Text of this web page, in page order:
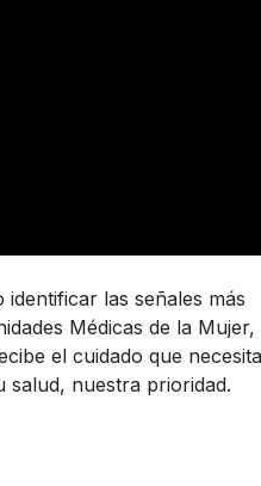
las señales más
Médicas de la Mujer,
el cuidado que
salud, nuestra prioridad.